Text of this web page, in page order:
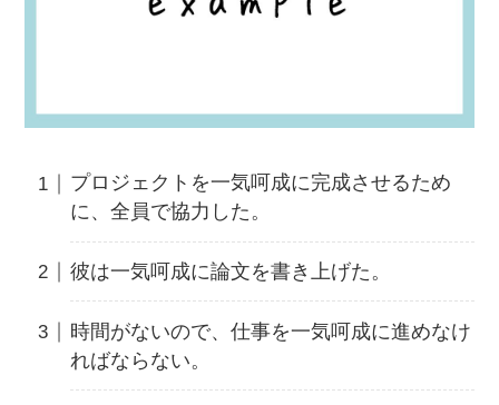
プロジェクトを一気呵成に完成させるため
に、全員で協力した。
彼は一気呵成に論文を書き上げた。
時間がないので、仕事を一気呵成に進めなけ
ればならない。